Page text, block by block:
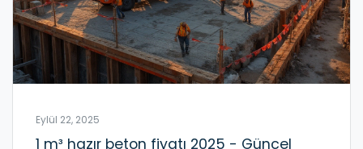
Eylül 22, 2025
1 m³ hazır beton fiyatı 2025 - Güncel